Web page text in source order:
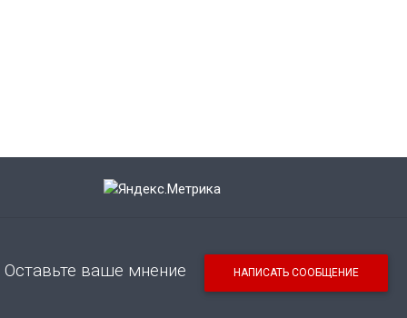
Оставьте ваше мнение НАПИСАТЬ СООБЩЕНИЕ